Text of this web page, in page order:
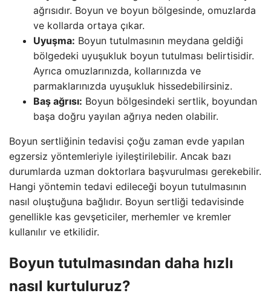
ağrısıdır. Boyun ve boyun bölgesinde, omuzlarda
ve kollarda ortaya çıkar.
Uyuşma: Boyun tutulmasının meydana geldiği
bölgedeki uyuşukluk boyun tutulması belirtisidir.
Ayrıca omuzlarınızda, kollarınızda ve
parmaklarınızda uyuşukluk hissedebilirsiniz.
Baş ağrısı: Boyun bölgesindeki sertlik, boyundan
başa doğru yayılan ağrıya neden olabilir.
Boyun sertliğinin tedavisi çoğu zaman evde yapılan
egzersiz yöntemleriyle iyileştirilebilir. Ancak bazı
durumlarda uzman doktorlara başvurulması gerekebilir.
Hangi yöntemin tedavi edileceği boyun tutulmasının
nasıl oluştuğuna bağlıdır. Boyun sertliği tedavisinde
genellikle kas gevşeticiler, merhemler ve kremler
kullanılır ve etkilidir.
Boyun tutulmasından daha hızlı
nasıl kurtuluruz?